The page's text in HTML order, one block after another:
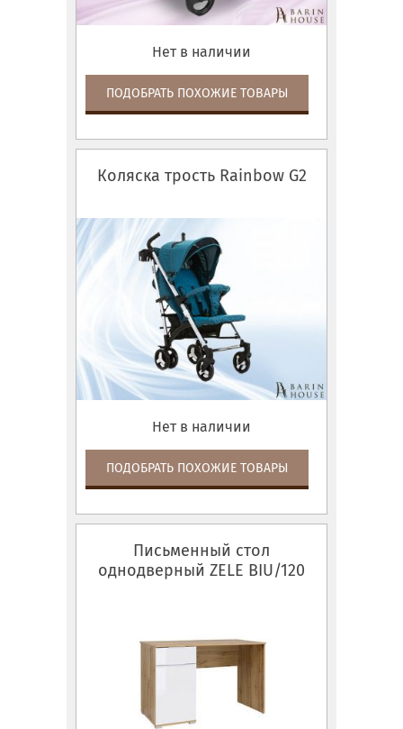
Нет в наличии
ПОДОБРАТЬ ПОХОЖИЕ ТОВАРЫ
Коляска трость Rainbow G2
Нет в наличии
ПОДОБРАТЬ ПОХОЖИЕ ТОВАРЫ
Письменный стол
однодверный ZELE BIU/120